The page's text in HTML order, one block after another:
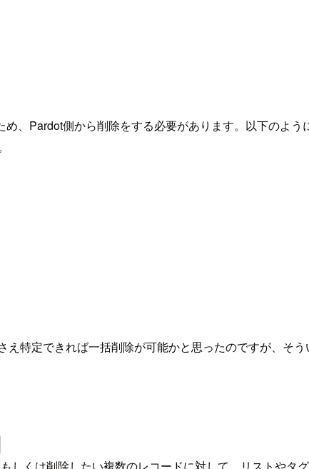
、Pardot側から削除をする必要があります。以下のよ
特定できれば一括削除が可能かと思ったのですが、そ
もしくは削除したい複数のレコードに対して、リストやタ